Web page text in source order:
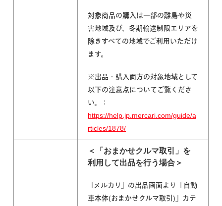
対象商品の購入は一部の離島や災
害地域及び、冬期輸送制限エリアを
除きすべての地域でご利用いただけ
ます。
※出品・購入両方の対象地域として
以下の注意点についてご覧くださ
い。
：
https://help.jp.mercari.com/guide/a
rticles/1878/
＜「おまかせクルマ取引」を
利用して出品を行う場合＞
「メルカリ」の出品画面より「自動
車本体(おまかせクルマ取引)」カテ